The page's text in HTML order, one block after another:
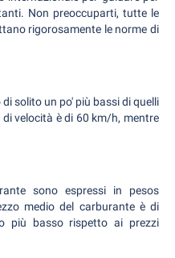
Non preoccuparti, tutte le
rigorosamente le norme di
solito un po' più bassi di quelli
velocità è di 60 km/h, mentre
sono espressi in pesos
medio del carburante è di
più basso rispetto ai prezzi